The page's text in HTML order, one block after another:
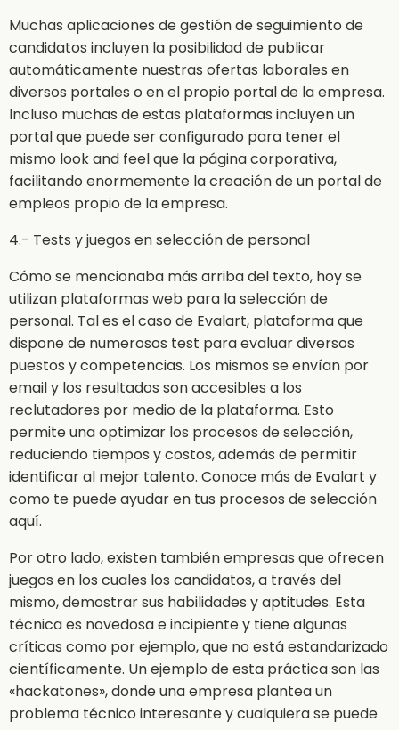
Muchas aplicaciones de gestión de seguimiento de
candidatos incluyen la posibilidad de publicar
automáticamente nuestras ofertas laborales en
diversos portales o en el propio portal de la empresa.
Incluso muchas de estas plataformas incluyen un
portal que puede ser configurado para tener el
mismo look and feel que la página corporativa,
facilitando enormemente la creación de un portal de
empleos propio de la empresa.
4.- Tests y juegos en selección de personal
Cómo se mencionaba más arriba del texto, hoy se
utilizan plataformas web para la selección de
personal. Tal es el caso de Evalart, plataforma que
dispone de numerosos test para evaluar diversos
puestos y competencias. Los mismos se envían por
email y los resultados son accesibles a los
reclutadores por medio de la plataforma. Esto
permite una optimizar los procesos de selección,
reduciendo tiempos y costos, además de permitir
identificar al mejor talento. Conoce más de Evalart y
como te puede ayudar en tus procesos de selección
aquí.
Por otro lado, existen también empresas que ofrecen
juegos en los cuales los candidatos, a través del
mismo, demostrar sus habilidades y aptitudes. Esta
técnica es novedosa e incipiente y tiene algunas
críticas como por ejemplo, que no está estandarizado
científicamente. Un ejemplo de esta práctica son las
«hackatones», donde una empresa plantea un
problema técnico interesante y cualquiera se puede